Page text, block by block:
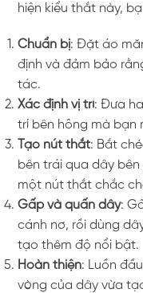
hiện kiểu thắt này,
Chuẩn bị: Đặt áo
định và đảm bảo
tác.
Xác định vị trí: Đưa
trí bên hông mà bạn
Tạo nút thắt: Bắt
bên trái qua dây
một nút thắt chắc
Gấp và quấn dây:
cánh nơ, rồi dùng
tạo thêm độ nổi bật.
Hoàn thiện: Luồn
vòng của dây vừa